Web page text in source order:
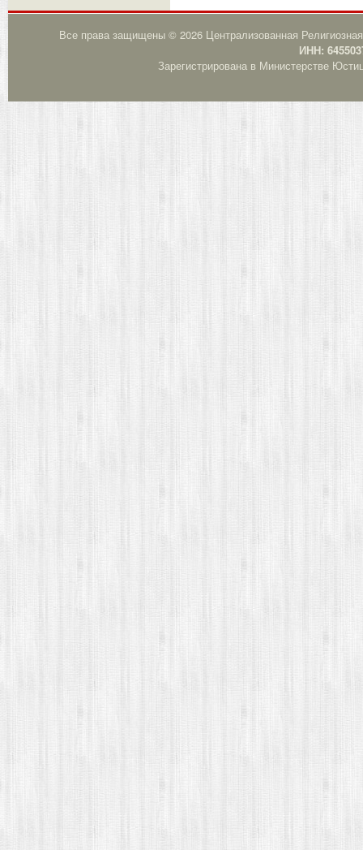
Все права защищены © 2026 Централизованная
ИНН:
Зарегистрирована в Министерстве